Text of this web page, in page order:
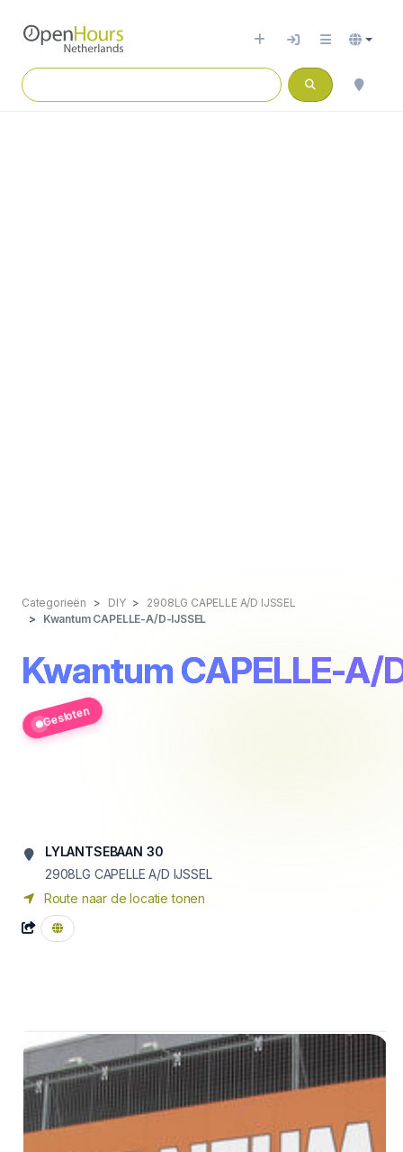
Categorieën DIY
2908LG CAPELLE A/D IJSSEL
Kwantum CAPELLE-A/D-IJSSEL
Kwantum CAPELLE-A/
Gesloten
LYLANTSEBAAN 30
2908LG CAPELLE A/D IJSSEL
Route naar de locatie tonen